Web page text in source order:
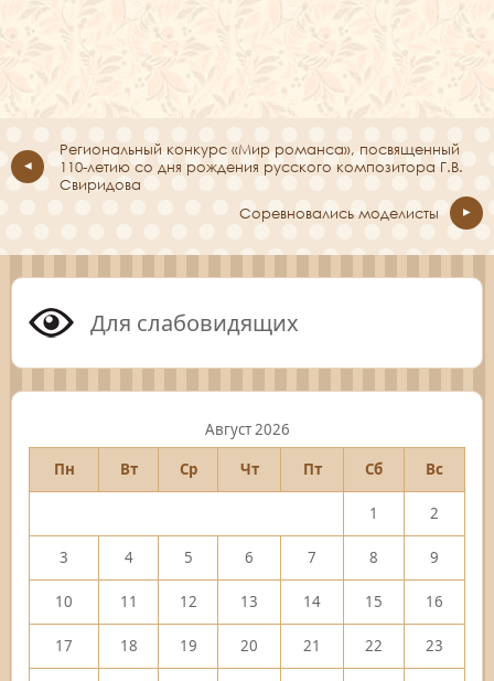
Региональный конкурс «Мир романса», посвященный
110-летию со дня рождения русского композитора Г.В.
Свиридова
Соревновались моделисты
Для слабовидящих
Август 2026
Пн
Вт Ср Чт Пт Сб Вс
1 2
3 4 5 6 7 8 9
10 11 12 13 14 15 16
17 18 19 20 21 22 23